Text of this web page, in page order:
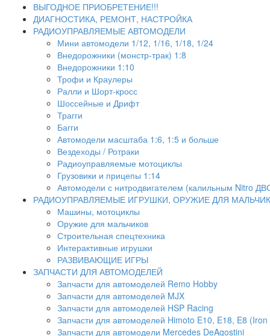
ВЫГОДНОЕ ПРИОБРЕТЕНИЕ!!!
ДИАГНОСТИКА, РЕМОНТ, НАСТРОЙКА
РАДИОУПРАВЛЯЕМЫЕ АВТОМОДЕЛИ
Мини автомодели 1/12, 1/16, 1/18, 1/24
Внедорожники (монстр-трак) 1:8
Внедорожники 1:10
Трофи и Краулеры
Ралли и Шорт-кросс
Шоссейные и Дрифт
Трагги
Багги
Автомодели масштаба 1:6, 1:5 и больше
Вездеходы / Ротраки
Радиоуправляемые мотоциклы
Грузовики и прицепы 1:14
Автомодели с нитродвигателем (калильным Nitro
РАДИОУПРАВЛЯЕМЫЕ ИГРУШКИ, ОРУЖИЕ ДЛЯ
Машины, мотоциклы
Оружие для мальчиков
Строительная спецтехника
Интерактивные игрушки
РАЗВИВАЮЩИЕ ИГРЫ
ЗАПЧАСТИ ДЛЯ АВТОМОДЕЛЕЙ
Запчасти для автомоделей Remo Hobby
Запчасти для автомоделей MJX
Запчасти для автомоделей HSP Racing
Запчасти для автомоделей Himoto E10, E18, E8
Запчасти для автомодели Mercedes DeAgostini